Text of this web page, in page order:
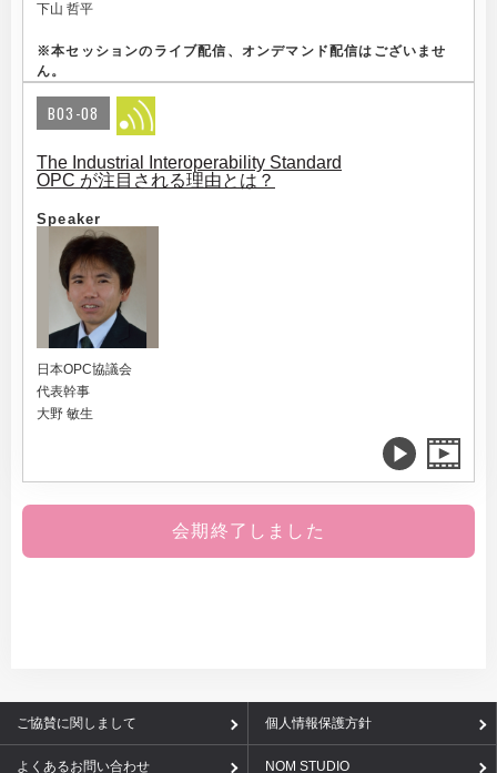
下山 哲平
※本セッションのライブ配信、オンデマンド配信はございませ
ん。
B03-08
The Industrial Interoperability Standard
OPC が注目される理由とは？
Speaker
日本OPC協議会
代表幹事
大野 敏生
会期終了しました
ご協賛に関しまして 個人情報保護方針
よくあるお問い合わせ NOM STUDIO